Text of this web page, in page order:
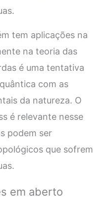
tem aplicações na
na teoria das
é uma tentativa
com as
da natureza. O
é relevante nesse
podem ser
que sofrem
em aberto